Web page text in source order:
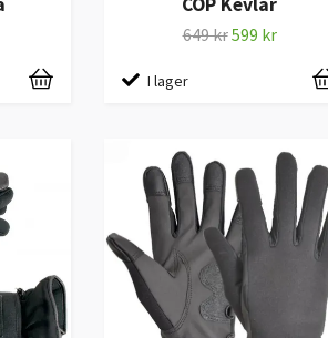
649 kr599 kr
I lager